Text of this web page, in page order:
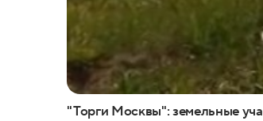
"Торги Москвы": земельные